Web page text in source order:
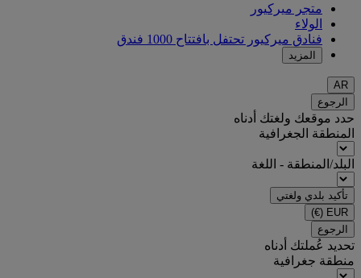
متجر ميركيور
الولاء
فنادق ميركيور تحتفل بافتتاح 1000 فندق
المزيد
AR
الرجوع
حدد موقعك ولغتك أدناه
المنطقة الجغرافية
البلد/المنطقة - اللغة
تأكيد بلدي ولغتي
EUR
(€)
الرجوع
تحديد عُملتك أدناه
منطقة جغرافية